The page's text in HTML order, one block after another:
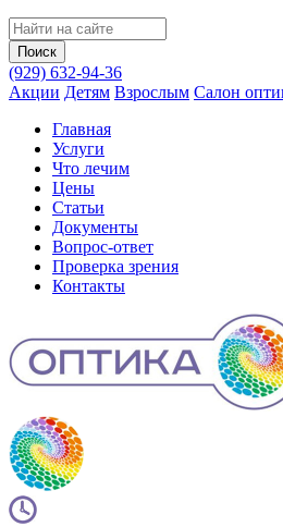
(929) 632-94-36
Акции Детям Взрослым Салон
Главная
Услуги
Что лечим
Цены
Статьи
Документы
Вопрос‑ответ
Проверка зрения
Контакты